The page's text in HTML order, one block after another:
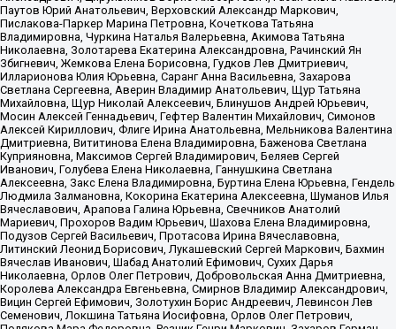
Паутов Юрий Анатольевич, Верховский Александр Маркович,
Пислакова-Паркер Марина Петровна, Кочеткова Татьяна
Владимировна, Чуркина Наталья Валерьевна, Акимова Татьяна
Николаевна, Золотарева Екатерина Александровна, Рачинский Ян
Збигневич, Жемкова Елена Борисовна, Гудков Лев Дмитриевич,
Илларионова Юлия Юрьевна, Саранг Анна Васильевна, Захарова
Светлана Сергеевна, Аверин Владимир Анатольевич, Щур Татьяна
Михайловна, Щур Николай Алексеевич, Блинушов Андрей Юрьевич,
Мосин Алексей Геннадьевич, Гефтер Валентин Михайлович, Симонов
Алексей Кириллович, Флиге Ирина Анатольевна, Мельникова Валентина
Дмитриевна, Вититинова Елена Владимировна, Баженова Светлана
Куприяновна, Максимов Сергей Владимирович, Беляев Сергей
Иванович, Голубева Елена Николаевна, Ганнушкина Светлана
Алексеевна, Закс Елена Владимировна, Буртина Елена Юрьевна, Гендель
Людмила Залмановна, Кокорина Екатерина Алексеевна, Шуманов Илья
Вячеславович, Арапова Галина Юрьевна, Свечников Анатолий
Мариевич, Прохоров Вадим Юрьевич, Шахова Елена Владимировна,
Подузов Сергей Васильевич, Протасова Ирина Вячеславовна,
Литинский Леонид Борисович, Лукашевский Сергей Маркович, Бахмин
Вячеслав Иванович, Шабад Анатолий Ефимович, Сухих Дарья
Николаевна, Орлов Олег Петрович, Добровольская Анна Дмитриевна,
Королева Александра Евгеньевна, Смирнов Владимир Александрович,
Вицин Сергей Ефимович, Золотухин Борис Андреевич, Левинсон Лев
Семенович, Локшина Татьяна Иосифовна, Орлов Олег Петрович,